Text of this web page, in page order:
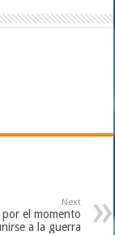
Next
el momento
a la guerra